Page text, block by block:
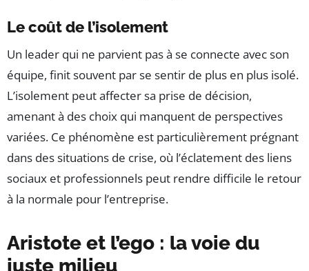
Le coût de l’isolement
Un leader qui ne parvient pas à se connecte avec son
équipe, finit souvent par se sentir de plus en plus isolé.
L’isolement peut affecter sa prise de décision,
amenant à des choix qui manquent de perspectives
variées. Ce phénomène est particulièrement prégnant
dans des situations de crise, où l’éclatement des liens
sociaux et professionnels peut rendre difficile le retour
à la normale pour l’entreprise.
Aristote et l’ego : la voie du
juste milieu